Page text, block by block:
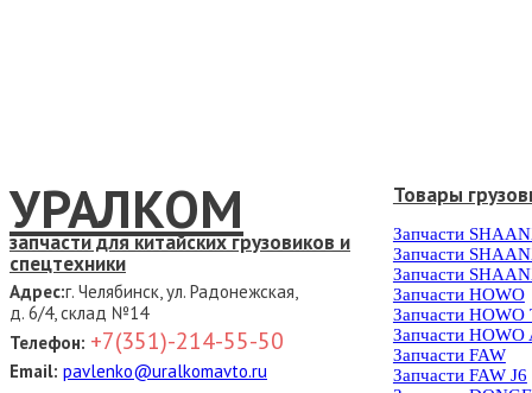
УРАЛКОМ
запчасти для китайских грузовиков и
спецтехники
Адрес:г. Челябинск, ул. Радонежская,
д. 6/4, склад №14
Телефон: +7(351)-214-55-50
Email: pavlenko@uralkomavto.ru
Товары
Запчасти
Запчасти
Запчасти
Запчасти HOWO
Запчасти HOWO
Запчасти HOWO
Запчасти FAW
Запчасти FAW J6